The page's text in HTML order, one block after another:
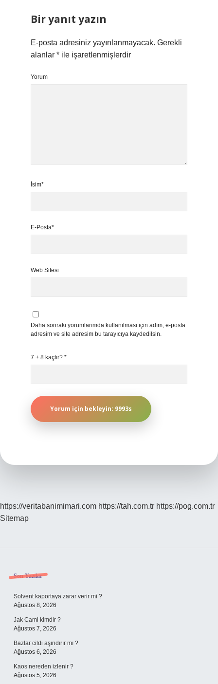
Bir yanıt yazın
E-posta adresiniz yayınlanmayacak. Gerekli
alanlar * ile işaretlenmişlerdir
Yorum
İsim*
E-Posta*
Web Sitesi
Daha sonraki yorumlarımda kullanılması için adım, e-posta
adresim ve site adresim bu tarayıcıya kaydedilsin.
7 + 8 kaçtır? *
https://veritabanimimari.com https://tah.com.tr https://pog.com.tr
Sitemap
Sidebar
Son Yazılar
Solvent kaportaya zarar verir mi ?
Ağustos 8, 2026
Jak Cami kimdir ?
Ağustos 7, 2026
Bazlar cildi aşındırır mı ?
Ağustos 6, 2026
Kaos nereden izlenir ?
Ağustos 5, 2026